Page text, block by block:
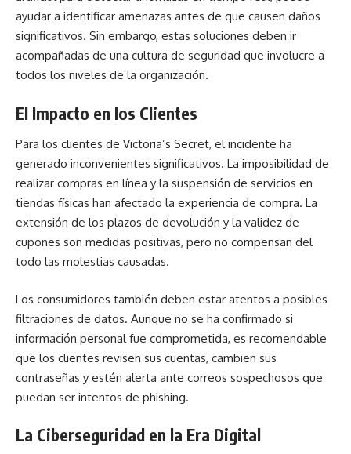
ayudar a identificar amenazas antes de que causen daños
significativos. Sin embargo, estas soluciones deben ir
acompañadas de una cultura de seguridad que involucre a
todos los niveles de la organización.
El Impacto en los Clientes
Para los clientes de Victoria’s Secret, el incidente ha
generado inconvenientes significativos. La imposibilidad de
realizar compras en línea y la suspensión de servicios en
tiendas físicas han afectado la experiencia de compra. La
extensión de los plazos de devolución y la validez de
cupones son medidas positivas, pero no compensan del
todo las molestias causadas.
Los consumidores también deben estar atentos a posibles
filtraciones de datos. Aunque no se ha confirmado si
información personal fue comprometida, es recomendable
que los clientes revisen sus cuentas, cambien sus
contraseñas y estén alerta ante correos sospechosos que
puedan ser intentos de phishing.
La Ciberseguridad en la Era Digital